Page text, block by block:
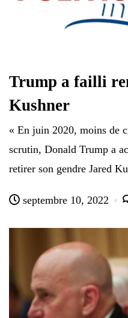
Trump a failli
Kushner
« En juin 2020, moins de
scrutin, Donald Trump a
retirer son gendre Jared
septembre 10, 2022